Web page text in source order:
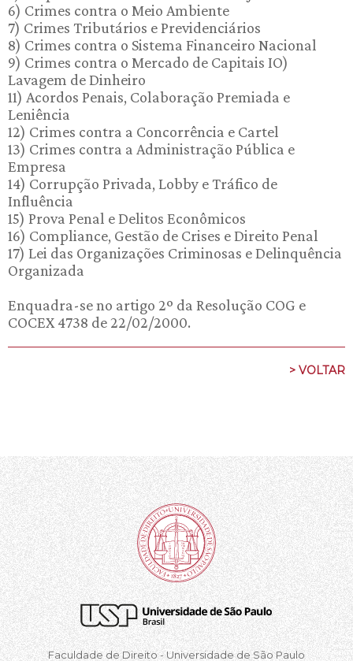
6) Crimes contra o Meio Ambiente
7) Crimes Tributários e Previdenciários
8) Crimes contra o Sistema Financeiro Nacional
9) Crimes contra o Mercado de Capitais IO)
Lavagem de Dinheiro
11) Acordos Penais, Colaboração Premiada e
Leniência
12) Crimes contra a Concorrência e Cartel
13) Crimes contra a Administração Pública e
Empresa
14) Corrupção Privada, Lobby e Tráfico de
Influência
15) Prova Penal e Delitos Econômicos
16) Compliance, Gestão de Crises e Direito Penal
17) Lei das Organizações Criminosas e Delinquência
Organizada
Enquadra-se no artigo 2º da Resolução COG e
COCEX 4738 de 22/02/2000.
> VOLTAR
Faculdade de Direito - Universidade de São Paulo